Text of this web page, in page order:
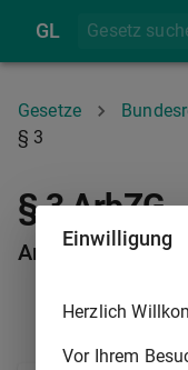
GL
Gesetze
§ 3
§ 3 ArbZG
Arbeitszeit der
Einwilligung
Herzlich
Vor Ihrem